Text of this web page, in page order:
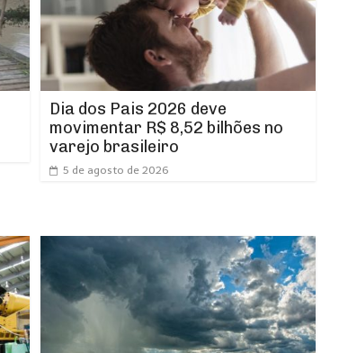
Dia dos Pais 2026 deve
movimentar R$ 8,52 bilhões no
varejo brasileiro
5 de agosto de 2026